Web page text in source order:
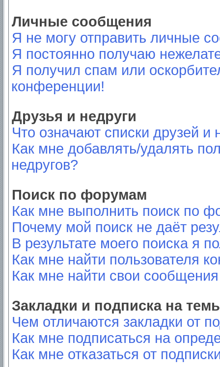
Личные сообщения
Я не могу отправить личные
Я постоянно получаю
Я получил спам или
конференции!
Друзья и недруги
Что означают списки друзей и
Как мне добавлять/удалять
недругов?
Поиск по форумам
Как мне выполнить поиск по
Почему мой поиск не даёт
В результате моего поиска я
Как мне найти пользователя
Как мне найти свои
Закладки и подписка на
Чем отличаются закладки от
Как мне подписаться на
Как мне отказаться от